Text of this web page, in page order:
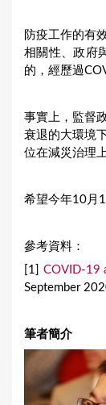
防疫工作的有
相關性、政府
的，經歷過
事實上，監督
衰退的大環境
位在減災治理
希望今年10月
參考資料：
[1] COVID-19
September
筆者簡介